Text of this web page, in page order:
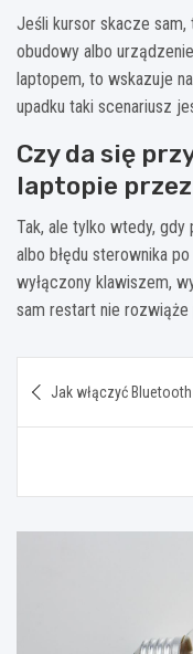
Jeśli kursor skacze sam,
obudowy albo
laptopem, to wskazuje
upadku taki scenariusz
Czy da się
laptopie
Tak, ale tylko wtedy,
albo błędu sterownika
wyłączony klawiszem,
sam restart nie rozwiąże
wpisu
Jak włączyć